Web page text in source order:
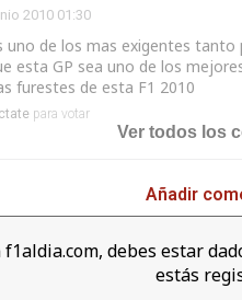
06:04
de masas para
2010 01:30
uno de los mas exigentes
esta GP sea uno de los
furestes de esta F1 2010
para votar
Ver todos los
Añadir
debes estar
estás